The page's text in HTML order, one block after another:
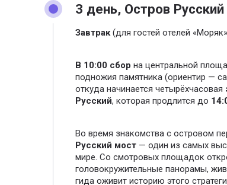
3 день, Остров Русский
Завтрак(для гостей отелей
В 10:00 сбор на центральной
подножия памятника (ориентир —
откуда начинается четырёхчасовая
Русский, которая продлится до
Во время знакомства с островом
Русский мост — один из самых
мире. Со смотровых площадок
головокружительные панорамы,
гида оживит историю этого